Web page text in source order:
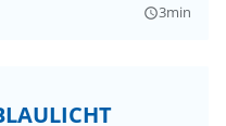
query_builder3min